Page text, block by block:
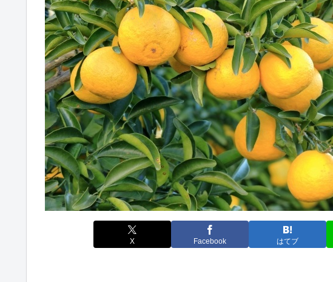
X Facebook はてブ